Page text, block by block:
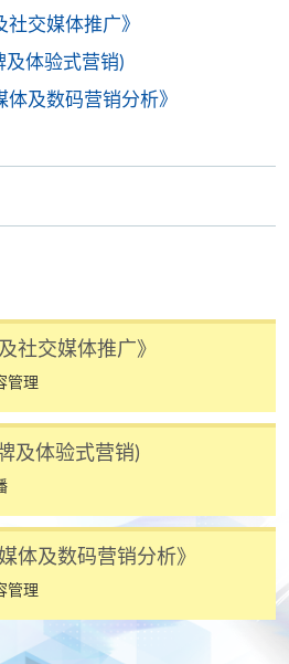
用卡户口。
学费外，个别课程或有其他额
有关学科职员。
付港币120元手续费。
的支票或本票、付款收据或个
、连同划线支票交回本学院。
币30 元。支票抬头注明「香
。
交媒体推广》
及体验式营销)
及数码营销分析》
社交媒体推广》
管理
及体验式营销)
体及数码营销分析》
管理